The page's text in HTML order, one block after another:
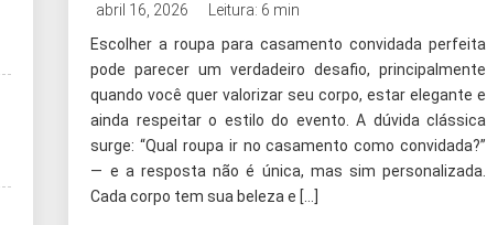
abril 16, 2026
Leitura: 6 min
Escolher a roupa para casamento convidada perfeita
pode parecer um verdadeiro desafio, principalmente
quando você quer valorizar seu corpo, estar elegante e
ainda respeitar o estilo do evento. A dúvida clássica
surge: “Qual roupa ir no casamento como convidada?”
— e a resposta não é única, mas sim personalizada.
Cada corpo tem sua beleza e […]